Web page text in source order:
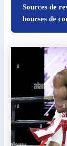
Sources de
bourses de